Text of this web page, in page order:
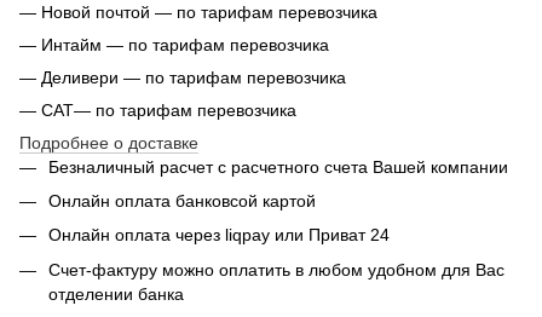
— Новой почтой — по тарифам перевозчика
— Интайм — по тарифам перевозчика
— Деливери — по тарифам перевозчика
— САТ— по тарифам перевозчика
Подробнее о доставке
Безналичный расчет с расчетного счета Вашей компании
Онлайн оплата банковсой картой
Онлайн оплата через liqpay или Приват 24
Счет-фактуру можно оплатить в любом удобном для Вас
отделении банка